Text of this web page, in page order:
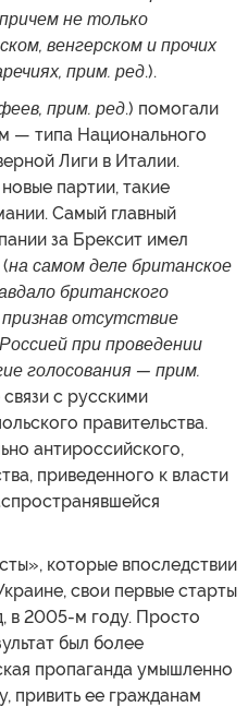
не только
венгерском и прочих
прим. ред.).
прим. ред.) помогали
— типа Национального
Лиги в Италии.
партии, такие
Самый главный
за Брексит имел
на самом деле британское
британского
отсутствие
при проведении
голосования — прим.
с русскими
правительства.
антироссийского,
приведенного к власти
которые впоследствии
свои первые старты
в 2005-м году. Просто
был более
пропаганда умышленно
привить ее гражданам